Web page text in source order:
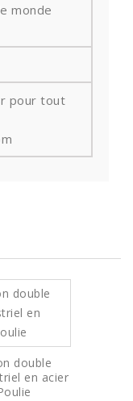
monde
pour tout
double
en acier